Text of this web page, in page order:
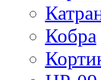
Кобра